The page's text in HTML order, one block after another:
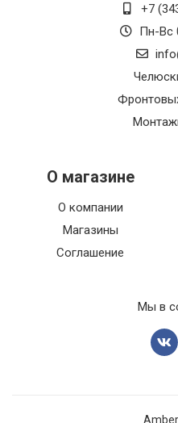
+7
Пн-Вс
О магазине
О компании
Магазины
Соглашение
Мы в